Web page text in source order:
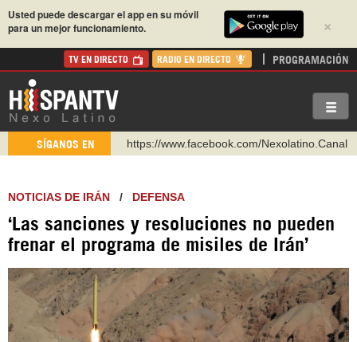
×
Usted puede descargar el app en su móvil
para un mejor funcionamiento.
TV EN DIRECTO RADIO EN DIRECTO PROGRAMACIÓN
SÍGANOS EN
https://www.youtube.com/@nexo_latino
https://t.me/hispantvcanal
https://urmedium.com/c/hispantv
WhatsApp y Viber: +98 921 79 29 404
https://www.facebook.com/Nexolatino.Canal
NOTICIAS DE IRÁN / DEFENSA
‘Las sanciones y resoluciones no pueden
frenar el programa de misiles de Irán’